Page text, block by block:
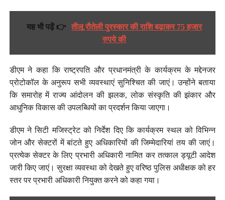
यह भी पढ़ें 👉
तीलू रौतेली पुरस्कार की राशि बढ़ाकर 75 हजार
रुपये की
डीएम ने कहा कि राष्ट्रपति और प्रधानमंत्री के कार्यक्रम के मद्देनजर
प्रोटोकॉल के अनुरूप सभी व्यवस्थाएं सुनिश्चित की जाएं। उन्होंने बताया
कि समारोह में राज्य आंदोलन की झलक, लोक संस्कृति की झंकार और
आधुनिक विकास की उपलब्धियों का प्रदर्शन किया जाएगा।
डीएम ने सिटी मजिस्ट्रेट को निर्देश दिए कि कार्यक्रम स्थल को विभिन्न
जोन और सेक्टरों में बांटते हुए अधिकारियों की जिम्मेदारियां तय की जाएं।
प्रत्येक सेक्टर के लिए प्रभारी अधिकारी नामित कर तत्काल ड्यूटी आदेश
जारी किए जाएं। सुरक्षा व्यवस्था को देखते हुए वरिष्ठ पुलिस अधीक्षक को हर
स्तर पर प्रभारी अधिकारी नियुक्त करने को कहा गया।